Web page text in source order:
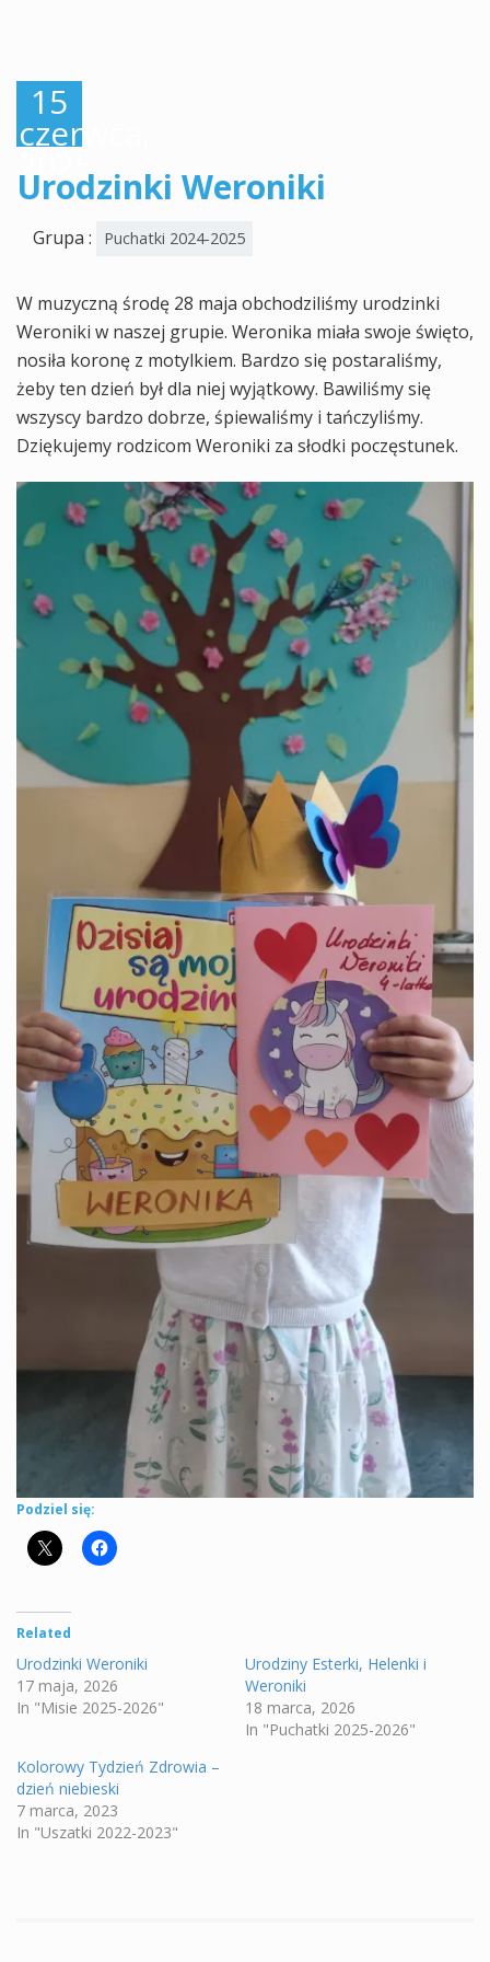
15
czerwca,
2025
Urodzinki Weroniki
Grupa : Puchatki 2024-2025
W muzyczną środę 28 maja obchodziliśmy urodzinki
Weroniki w naszej grupie. Weronika miała swoje święto,
nosiła koronę z motylkiem. Bardzo się postaraliśmy,
żeby ten dzień był dla niej wyjątkowy. Bawiliśmy się
wszyscy bardzo dobrze, śpiewaliśmy i tańczyliśmy.
Dziękujemy rodzicom Weroniki za słodki poczęstunek.
Podziel się:
Related
Urodzinki Weroniki
17 maja, 2026
In "Misie 2025-2026"
Urodziny Esterki, Helenki i
Weroniki
18 marca, 2026
In "Puchatki 2025-2026"
Kolorowy Tydzień Zdrowia –
dzień niebieski
7 marca, 2023
In "Uszatki 2022-2023"